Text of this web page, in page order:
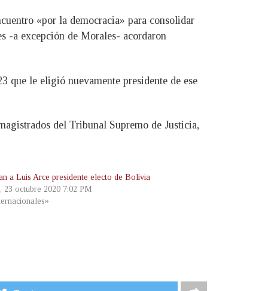
«por la democracia» para consolidar
-a excepción de Morales- acordaron
que le eligió nuevamente presidente de ese
del Tribunal Supremo de Justicia,
a Luis Arce presidente electo de Bolivia
23 octubre 2020 7:02 PM